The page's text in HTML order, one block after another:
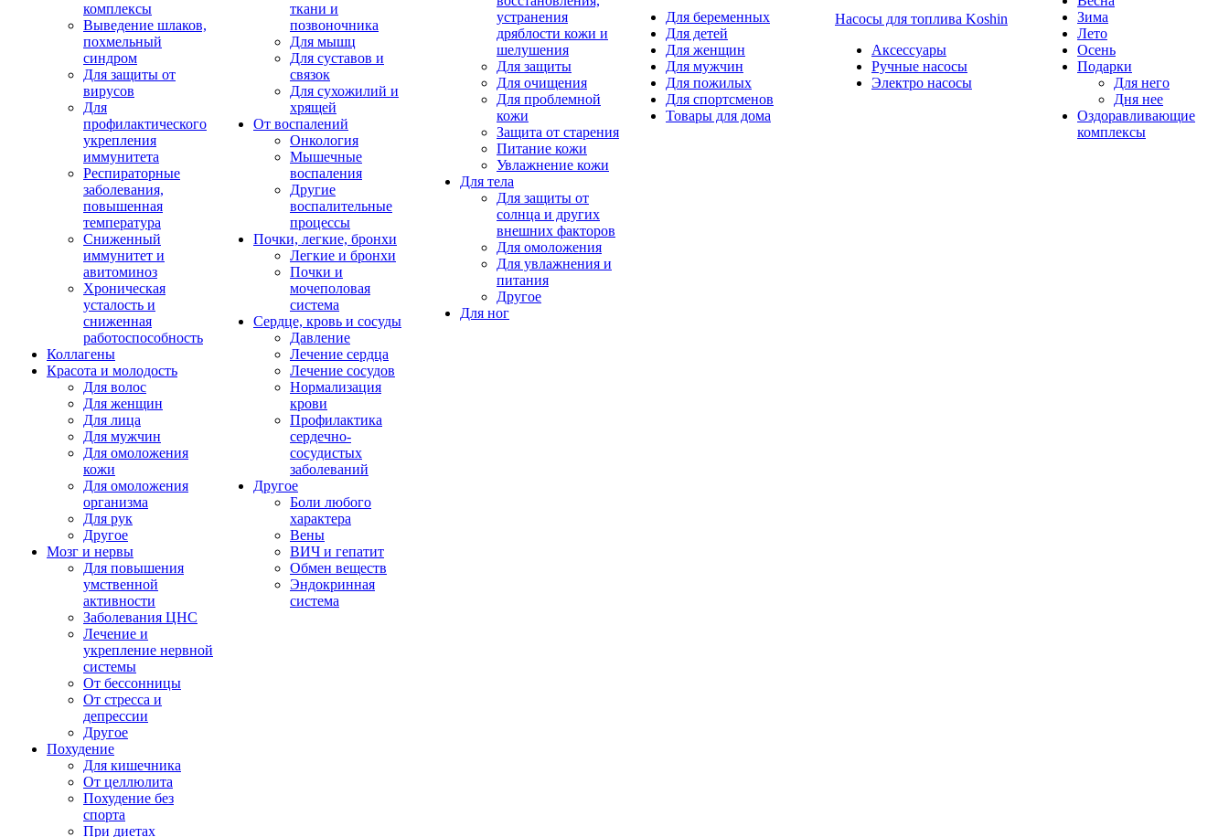
комплексы
Выведение шлаков,
похмельный
синдром
Для защиты от
вирусов
Для
профилактического
укрепления
иммунитета
Респираторные
заболевания,
повышенная
температура
Сниженный
иммунитет и
авитоминоз
Хроническая
усталость и
сниженная
работоспособность
Коллагены
Красота и молодость
Для волос
Для женщин
Для лица
Для мужчин
Для омоложения
кожи
Для омоложения
организма
Для рук
Другое
Мозг и нервы
Для повышения
умственной
активности
Заболевания ЦНС
Лечение и
укрепление нервной
системы
От бессонницы
От стресса и
депрессии
Другое
Похудение
Для кишечника
От целлюлита
Похудение без
спорта
При диетах
ткани и
позвоночника
Для мышц
Для суставов и
связок
Для сухожилий и
хрящей
От воспалений
Онкология
Мышечные
воспаления
Другие
воспалительные
процессы
Почки, легкие, бронхи
Легкие и бронхи
Почки и
мочеполовая
система
Сердце, кровь и сосуды
Давление
Лечение сердца
Лечение сосудов
Нормализация
крови
Профилактика
сердечно-
сосудистых
заболеваний
Другое
Боли любого
характера
Вены
ВИЧ и гепатит
Обмен веществ
Эндокринная
система
устранения
дряблости кожи и
шелушения
Для защиты
Для очищения
Для проблемной
кожи
Защита от старения
Питание кожи
Увлажнение кожи
Для тела
Для защиты от
солнца и других
внешних факторов
Для омоложения
Для увлажнения и
питания
Другое
Для ног
Для беременных
Для детей
Для женщин
Для мужчин
Для пожилых
Для спортсменов
Товары для дома
Насосы для топлива Koshin
Аксессуары
Ручные насосы
Электро насосы
Зима
Лето
Осень
Подарки
Для него
Дня нее
Оздоравливающие
комплексы